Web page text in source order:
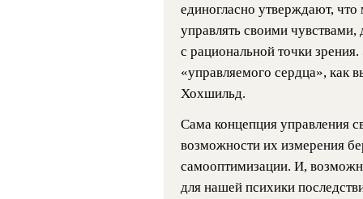
единогласно утверждают,
управлять своими
с рациональной точки
«управляемого сердца», как
Хохшильд.
Сама концепция управления
возможности их измерения
самооптимизации. И,
для нашей психики